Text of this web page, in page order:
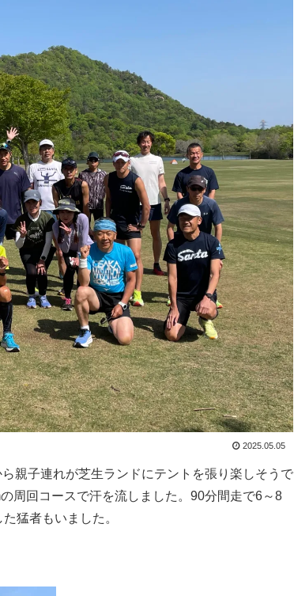
2025.05.05
親子連れが芝生ランドにテントを張り楽しそうで
周回コースで汗を流しました。90分間走で6～8
猛者もいました。